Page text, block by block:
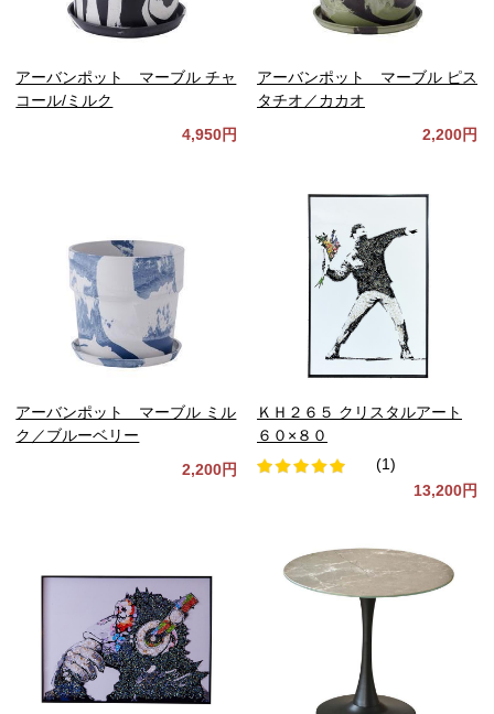
アーバンポット マーブル チャ
コール/ミルク
4,950円
アーバンポット マーブル ピス
タチオ／カカオ
2,200円
アーバンポット マーブル ミル
ク／ブルーベリー
2,200円
ＫＨ２６５ クリスタルアート
６０×８０
(1)
13,200円